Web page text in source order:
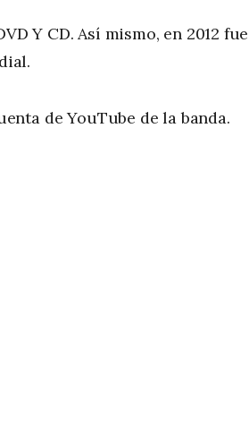
Y CD. Así mismo, en 2012 fue
de YouTube de la banda.